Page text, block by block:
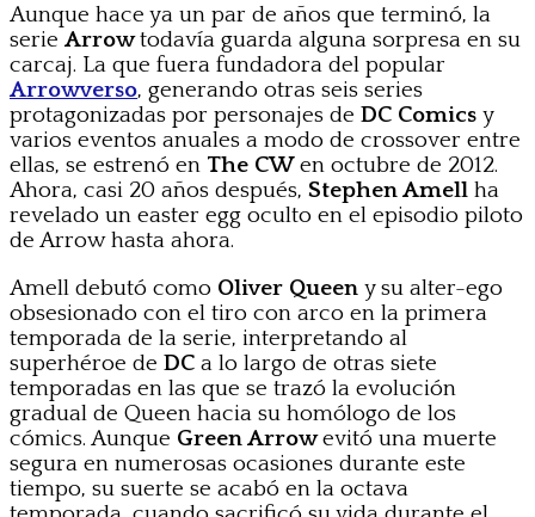
Aunque hace ya un par de años que terminó, la
serie Arrowtodavía guarda alguna sorpresa en su
carcaj. La que fuera fundadora del popular
Arrowverso, generando otras seis series
protagonizadas por personajes de DC Comics y
varios eventos anuales a modo de crossover entre
ellas, se estrenó en The CWen octubre de 2012.
Ahora, casi 20 años después, Stephen Amell ha
revelado un easter egg oculto en el episodio piloto
de Arrow hasta ahora.
Amell debutó como Oliver Queen y su alter-ego
obsesionado con el tiro con arco en la primera
temporada de la serie, interpretando al
superhéroe de DC a lo largo de otras siete
temporadas en las que se trazó la evolución
gradual de Queen hacia su homólogo de los
cómics. Aunque Green Arrowevitó una muerte
segura en numerosas ocasiones durante este
tiempo, su suerte se acabó en la octava